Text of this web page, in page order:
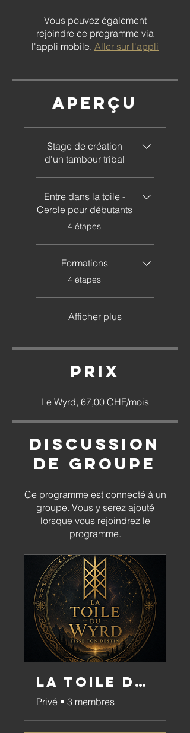
Vous pouvez également
rejoindre ce programme via
l'appli mobile. Aller sur l'appli
Aperçu
Stage de création
d'un tambour tribal
Entre dans la toile -
Cercle pour débutants
.
4 étapes
Formations
.
4 étapes
Afficher plus
Prix
Le Wyrd, 67,00 CHF/mois
Discussion
de groupe
Ce programme est connecté à un
groupe. Vous y serez ajouté
lorsque vous rejoindrez le
programme.
La Toile du Wyrd
Privé • 3 membres